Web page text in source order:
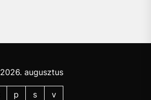
2026. augusztus
p s
v